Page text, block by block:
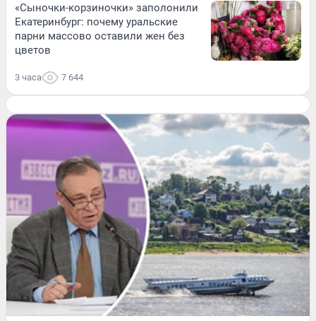
«Сыночки-корзиночки» заполонили
Екатеринбург: почему уральские
парни массово оставили жен без
цветов
3 часа 7 644